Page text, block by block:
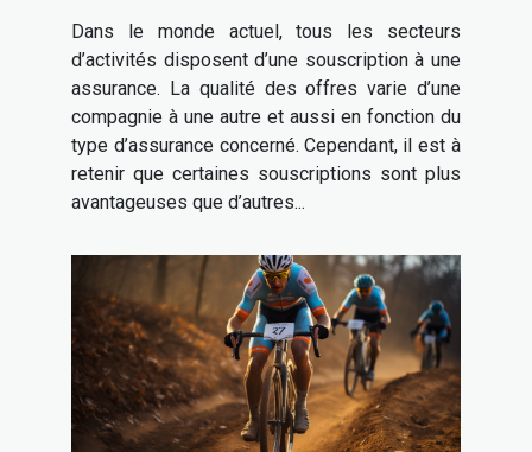
Dans le monde actuel, tous les secteurs
d’activités disposent d’une souscription à une
assurance. La qualité des offres varie d’une
compagnie à une autre et aussi en fonction du
type d’assurance concerné. Cependant, il est à
retenir que certaines souscriptions sont plus
avantageuses que d’autres...